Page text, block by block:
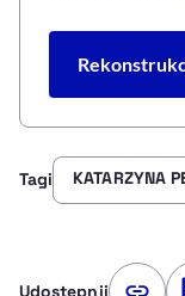
Tagi KATARZYNA
Udostępnij